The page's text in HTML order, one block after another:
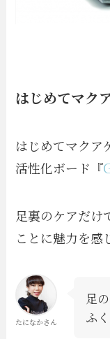
はじめてマク
はじめてマクア
活性化ボード『
足裏のケアだけ
ことに魅力を感
たになかさん
足
ふ